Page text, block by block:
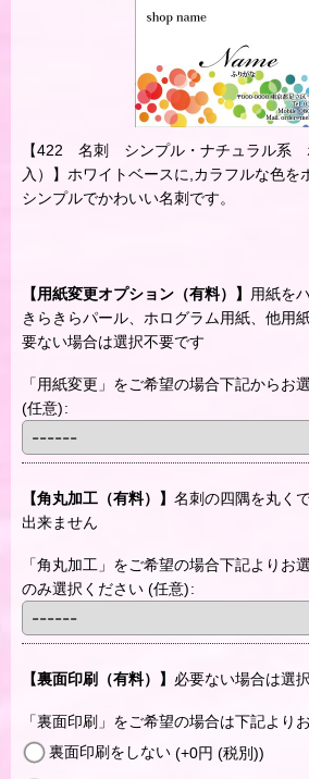
【422 名刺 シンプル・ナチュラル系
入）】ホワイトベースに,カラフルな色を
シンプルでかわいい名刺です。
【用紙変更オプション（有料）】 用紙を
きらきらパール、ホログラム用紙、他用
要ない場合は選択不要です
「用紙変更」をご希望の場合下記からお
(任意):
【角丸加工（有料）】 名刺の四隅を丸く
出来ません
「角丸加工」をご希望の場合下記よりお
のみ選択ください (任意):
【裏面印刷（有料）】 必要ない場合は選
「裏面印刷」をご希望の場合は下記より
裏面印刷をしない (+0円 (税別))